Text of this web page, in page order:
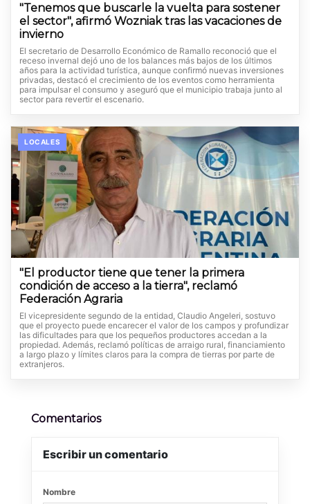
"Tenemos que buscarle la vuelta para sostener
el sector", afirmó Wozniak tras las vacaciones de
invierno
El secretario de Desarrollo Económico de Ramallo reconoció que el
receso invernal dejó uno de los balances más bajos de los últimos
años para la actividad turística, aunque confirmó nuevas inversiones
privadas, destacó el crecimiento de los eventos como herramienta
para impulsar el consumo y aseguró que el municipio trabaja junto al
sector para revertir el escenario.
LOCALES
"El productor tiene que tener la primera
condición de acceso a la tierra", reclamó
Federación Agraria
El vicepresidente segundo de la entidad, Claudio Angeleri, sostuvo
que el proyecto puede encarecer el valor de los campos y profundizar
las dificultades para que los pequeños productores accedan a la
propiedad. Además, reclamó políticas de arraigo rural, financiamiento
a largo plazo y límites claros para la compra de tierras por parte de
extranjeros.
Comentarios
Escribir un comentario
Nombre